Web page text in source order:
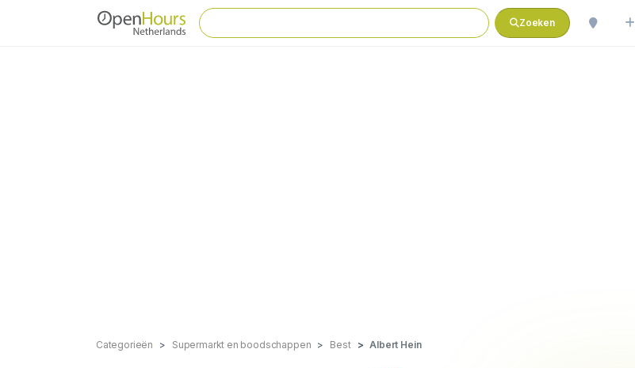
Zoeken
Categorieën Supermarkt en boodschappen Best Albert Hein